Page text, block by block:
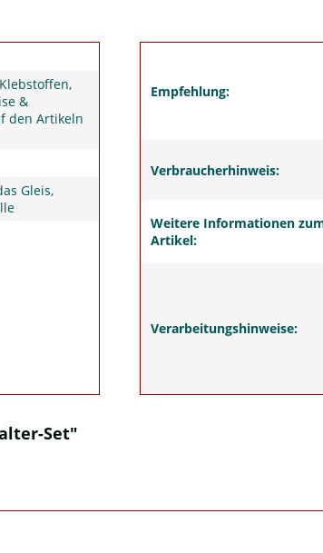
&
den Artikeln
Gleis,
Empfehlung:
Verbraucherhinweis:
Weitere Informationen
Artikel:
Verarbeitungshinweise:
Set"